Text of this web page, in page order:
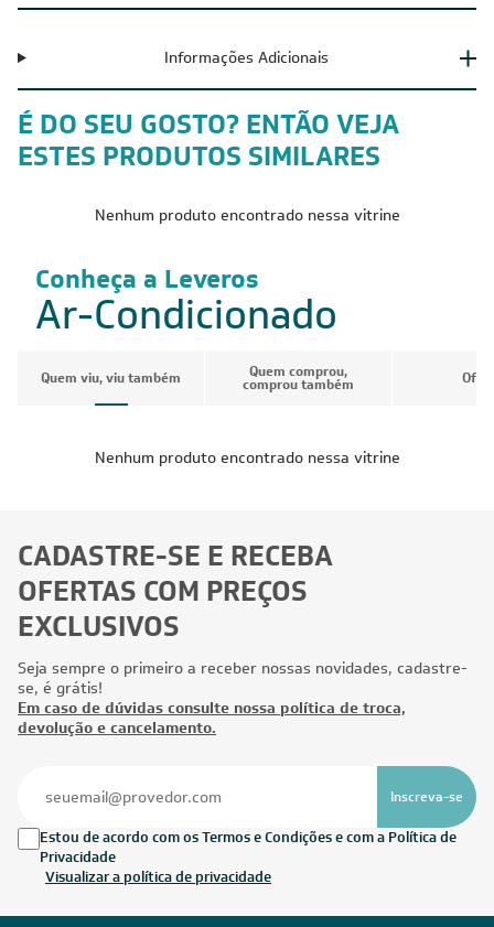
Informações Adicionais
É DO SEU GOSTO? ENTÃO VEJA
ESTES PRODUTOS SIMILARES
Nenhum produto encontrado nessa vitrine
Conheça a Leveros
Ar-Condicionado
Quem viu, viu também Quem comprou,
comprou também
Nenhum produto encontrado nessa vitrine
CADASTRE-SE E RECEBA
OFERTAS COM PREÇOS
EXCLUSIVOS
Seja sempre o primeiro a receber nossas novidades, cadastre-
se, é grátis!
Em caso de dúvidas consulte nossa política de troca,
devolução e cancelamento.
Inscreva-se
Estou de acordo com os Termos e Condições e com a Política de
Privacidade
Visualizar a política de privacidade